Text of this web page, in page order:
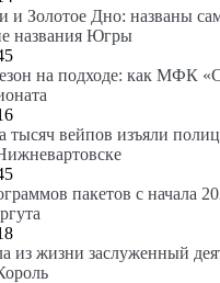
и Золотое Дно: названы
названия Югры
на подходе: как МФК
тысяч вейпов изъяли
пакетов с начала
из жизни заслуженный